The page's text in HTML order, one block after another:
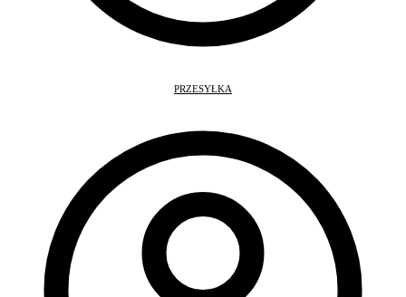
PRZESYŁKA